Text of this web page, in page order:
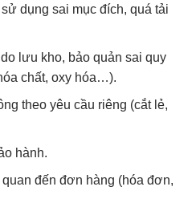
dụng sai mục đích, quá tải
lưu kho, bảo quản sai quy
chất, oxy hóa…).
theo yêu cầu riêng (cắt lẻ,
hành.
đến đơn hàng (hóa đơn,